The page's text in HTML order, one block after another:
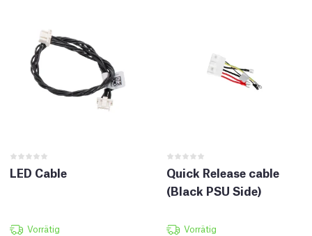
LED Cable
Vorrätig
Quick Release cable
(Black PSU Side)
Vorrätig